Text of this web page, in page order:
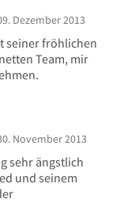
Dezember 2013
seiner fröhlichen
Team, mir
November 2013
sehr ängstlich
und seinem